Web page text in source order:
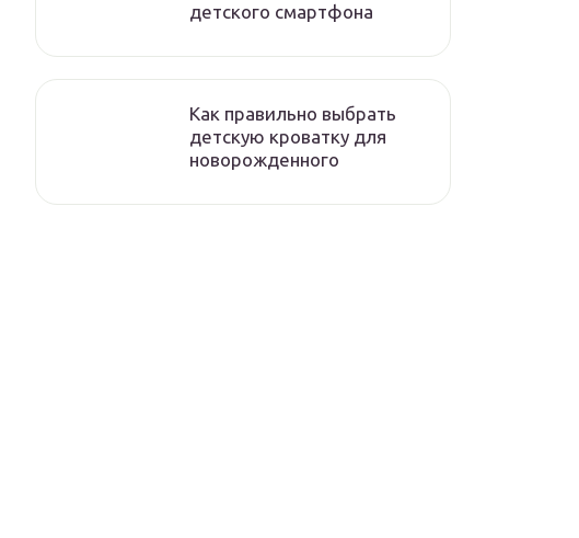
детского смартфона
Как правильно выбрать
детскую кроватку для
новорожденного